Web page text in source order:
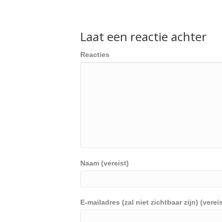
Laat een reactie achter
Reacties
Naam (vereist)
E-mailadres (zal niet zichtbaar zijn)